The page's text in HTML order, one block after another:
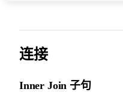
连接
Inner Join 子句